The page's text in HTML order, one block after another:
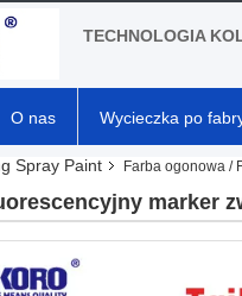
TECHNOLOGIA
O nas Wycieczka po
Spray Paint Farba ogonowa /
marker